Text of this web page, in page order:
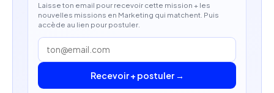
Laisse ton email pour recevoir cette mission + les
nouvelles missions en Marketing qui matchent. Puis
accède au lien pour postuler.
Recevoir + postuler →